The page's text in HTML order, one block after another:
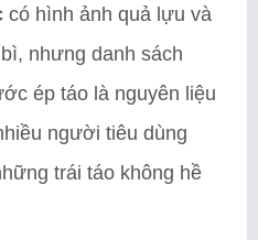
có hình ảnh quả lựu và
nhưng danh sách
ép táo là nguyên liệu
người tiêu dùng
trái táo không hề